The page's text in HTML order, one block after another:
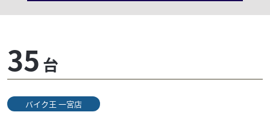
バイク王 一宮店
良質なバイクをお得なプライスで。７日以内の返品保
証で、購入時の安心も付いてきます。店頭にない在庫
も是非ご相談ください。豊富な在庫からご希望の１台
をお探しし...
35 台
バイク王 一宮店